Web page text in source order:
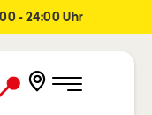
- 24:00 Uhr